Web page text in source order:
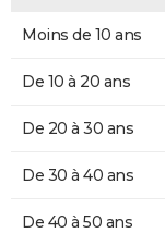
Moins de 10 ans
De 10 à 20 ans
De 20 à 30 ans
De 30 à 40 ans
De 40 à 50 ans